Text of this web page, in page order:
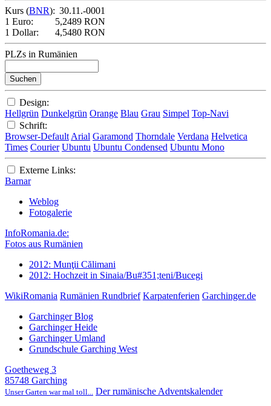
Kurs (BNR): 30.11.-0001
1 Euro:
5,2489 RON
1 Dollar:
4,5480 RON
PLZs in Rumänien
Design:
Hellgrün Dunkelgrün Orange Blau Grau Simpel Top-Navi
Schrift:
Browser-Default Arial Garamond Thorndale Verdana Helvetica
Times Courier Ubuntu Ubuntu Condensed Ubuntu Mono
Externe Links:
Barnar
Weblog
Fotogalerie
InfoRomania.de:
Fotos aus Rumänien
2012: Munţii Călimani
2012: Hochzeit in Sinaia/Bu#351;teni/Bucegi
WikiRomania Rumänien Rundbrief Karpatenferien Garchinger.de
Garchinger Blog
Garchinger Heide
Garchinger Umland
Grundschule Garching West
Goetheweg 3
85748 Garching
Unser Garten war mal toll... Der rumänische Adventskalender